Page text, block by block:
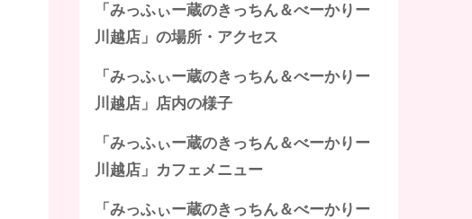
「みっふぃー蔵のきっちん＆べーかりー
川越店」の場所・アクセス
「みっふぃー蔵のきっちん＆べーかりー
川越店」店内の様子
「みっふぃー蔵のきっちん＆べーかりー
川越店」カフェメニュー
「みっふぃー蔵のきっちん＆べーかりー